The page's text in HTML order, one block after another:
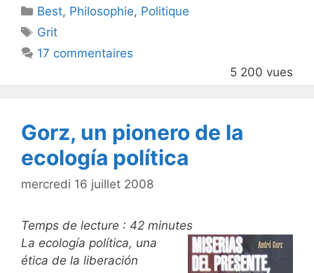
er e
o
Catégories
Best, Philosophie, Politique
Étiquettes
Grit
17 commentaires
5 200 vues
Gorz, un pionero de la
ecología política
mercredi 16 juillet 2008
Temps de lecture : 42 minutes
La ecología política, una
ética de la liberación